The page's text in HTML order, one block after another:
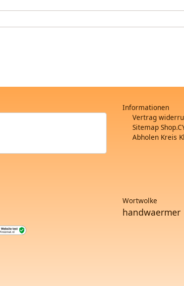
Informationen
Vertrag
Sitemap
Abholen Kreis
Wortwolke
handwaermer